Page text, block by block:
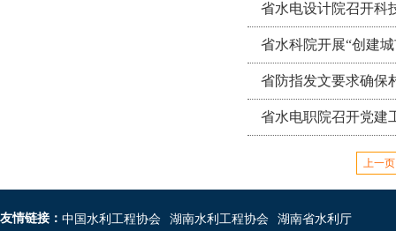
省水电设计院召开科
省水科院开展“创建
省防指发文要求确保
省水电职院召开党建
上一页
友情链接： 中国水利工程协会 湖南水利工程协会 湖南省水利厅